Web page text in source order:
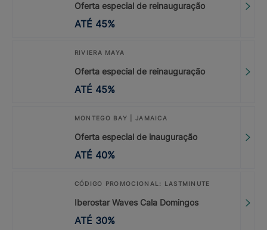
Oferta especial de reinauguração
ATÉ 45%
RIVIERA MAYA
Oferta especial de reinauguração
ATÉ 45%
MONTEGO BAY | JAMAICA
Oferta especial de inauguração
ATÉ 40%
CÓDIGO PROMOCIONAL: LASTMINUTE
Iberostar Waves Cala Domingos
ATÉ 30%